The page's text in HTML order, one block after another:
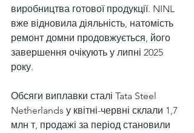
виробництва готової продукції. NINL
вже відновила діяльність, натомість
ремонт домни продовжується, його
завершення очікують у липні 2025
року.
Обсяги виплавки сталі Tata Steel
Netherlands у квітні-червні склали 1,7
млн т, продажі за період становили